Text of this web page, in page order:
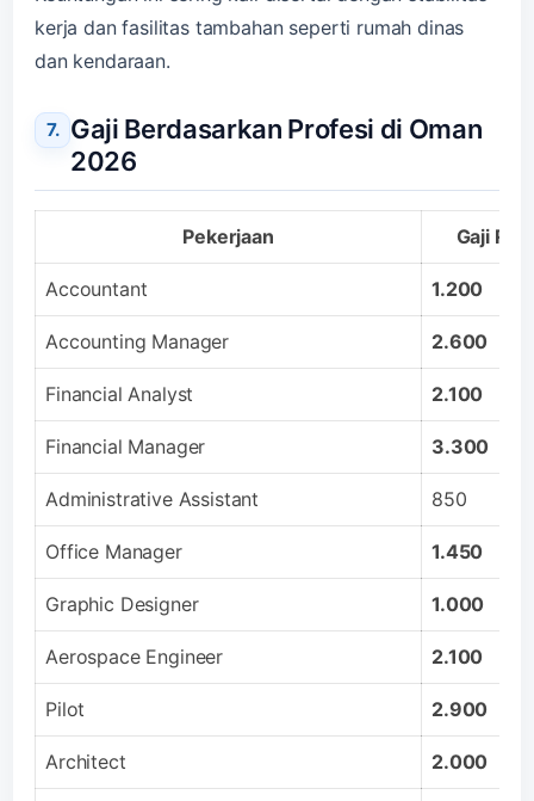
kerja dan fasilitas tambahan seperti rumah dinas
dan kendaraan.
Gaji Berdasarkan Profesi di Oman
2026
Pekerjaan Gaji
Accountant 1.200
Accounting Manager 2.600
Financial Analyst 2.100
Financial Manager 3.300
Administrative Assistant 850
Office Manager 1.450
Graphic Designer 1.000
Aerospace Engineer 2.100
Pilot 2.900
Architect 2.000